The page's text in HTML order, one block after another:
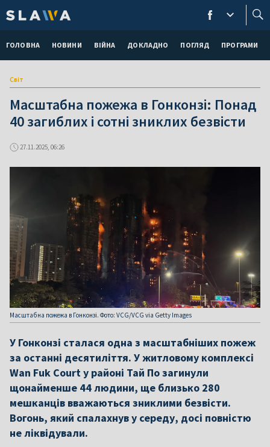
ГОЛОВНА НОВИНИ ВІЙНА ДОКЛАДНО ПОГЛЯД ПРОГРАМИ
Світ
Масштабна пожежа в Гонконзі: Понад
40 загиблих і сотні зниклих безвісти
27.11.2025, 06:26
Масштабна пожежа в Гонконзі. Фото: VCG/VCG via Getty Images
У Гонконзі сталася одна з масштабніших пожеж
за останні десятиліття. У житловому комплексі
Wan Fuk Court у районі Тай По загинули
щонайменше 44 людини, ще близько 280
мешканців вважаються зниклими безвісти.
Вогонь, який спалахнув у середу, досі повністю
не ліквідували.